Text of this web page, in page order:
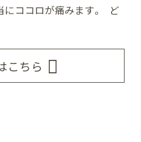
にココロが痛みます。 ど
こちら